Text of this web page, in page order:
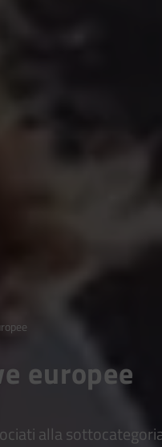
europee
alla